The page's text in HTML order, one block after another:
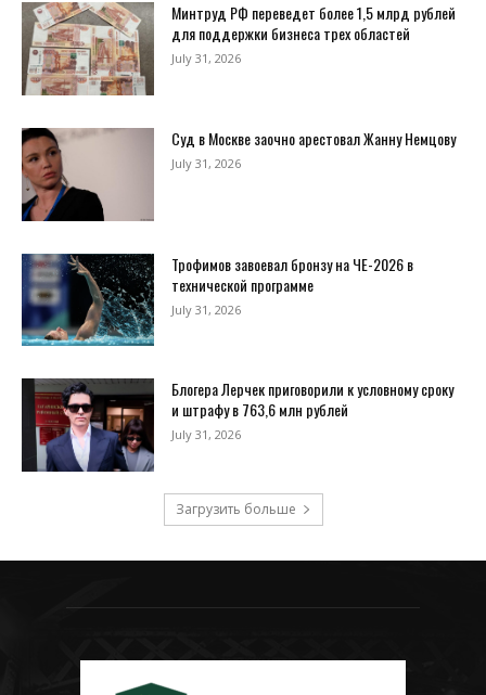
Минтруд РФ переведет более 1,5 млрд рублей
для поддержки бизнеса трех областей
July 31, 2026
Суд в Москве заочно арестовал Жанну Немцову
July 31, 2026
Трофимов завоевал бронзу на ЧЕ-2026 в
технической программе
July 31, 2026
Блогера Лерчек приговорили к условному сроку
и штрафу в 763,6 млн рублей
July 31, 2026
Загрузить больше